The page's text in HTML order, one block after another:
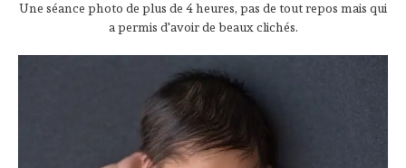
Une séance photo de plus de 4 heures, pas de tout repos mais qui
a permis d'avoir de beaux clichés.